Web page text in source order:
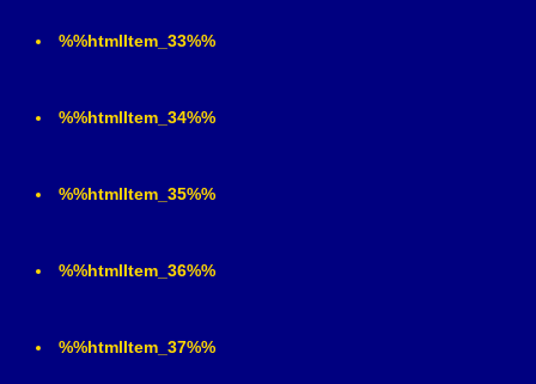
%%htmlItem_33%%
%%htmlItem_34%%
%%htmlItem_35%%
%%htmlItem_36%%
%%htmlItem_37%%